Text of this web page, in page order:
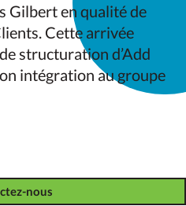
Gilbert en qualité de
Cette arrivée
structuration d’Add
intégration au groupe
nous